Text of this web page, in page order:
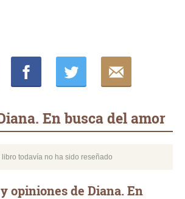
En busca del amor
libro todavía no ha sido reseñado
opiniones de Diana. En